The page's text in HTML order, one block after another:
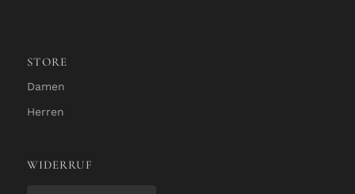
STORE
Damen
Herren
WIDERRUF